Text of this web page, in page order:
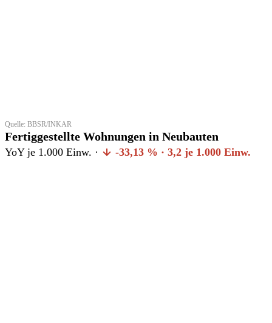
Quelle: BBSR/INKAR
Fertiggestellte Wohnungen in Neubauten
YoY je 1.000 Einw. · -33,13 % · 3,2 je 1.000 Einw.